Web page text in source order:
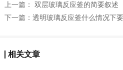
上一篇：
双层玻璃反应釜的简要叙述
下一篇： 透明玻璃反应釜什么情况下
相关文章